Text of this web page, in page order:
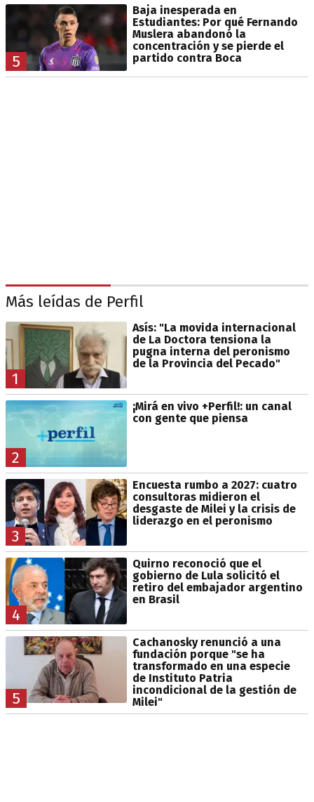
5
Baja inesperada en
Estudiantes: Por qué Fernando
Muslera abandonó la
concentración y se pierde el
partido contra Boca
Más leídas de Perfil
1
Asís: "La movida internacional
de La Doctora tensiona la
pugna interna del peronismo
de la Provincia del Pecado"
2
¡Mirá en vivo +Perfil!: un canal
con gente que piensa
3
Encuesta rumbo a 2027: cuatro
consultoras midieron el
desgaste de Milei y la crisis de
liderazgo en el peronismo
4
Quirno reconoció que el
gobierno de Lula solicitó el
retiro del embajador argentino
en Brasil
5
Cachanosky renunció a una
fundación porque "se ha
transformado en una especie
de Instituto Patria
incondicional de la gestión de
Milei"